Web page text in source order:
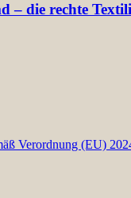
– die rechte
Verordnung (EU)